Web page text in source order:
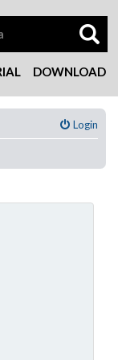
DOWNLOAD
Login